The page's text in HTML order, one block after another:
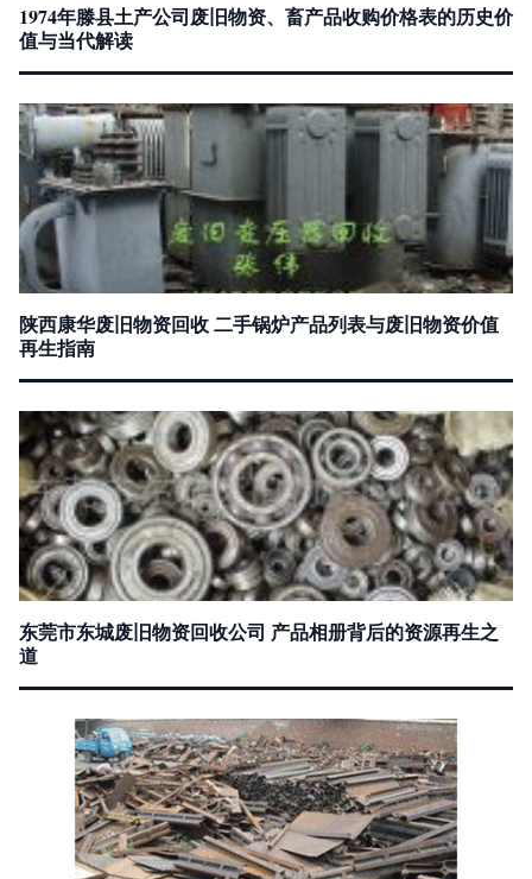
1974年滕县土产公司废旧物资、畜产品收购价格表的历史价
值与当代解读
陕西康华废旧物资回收 二手锅炉产品列表与废旧物资价值
再生指南
东莞市东城废旧物资回收公司 产品相册背后的资源再生之
道